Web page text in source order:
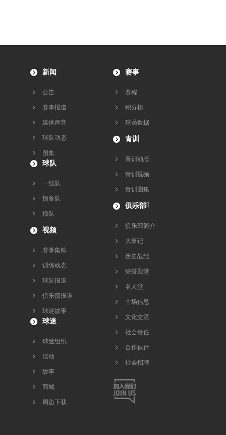
新闻
公告
赛事报道
媒体声音
球队动态
图集
赛事
赛程
积分榜
球员数据
视频
赛事集锦
训练动态
球队报道
俱乐部报道
球迷故事
俱乐部
俱乐部简介
大事记
历史战绩
荣誉殿堂
名人堂
主场信息
文化交流
社会责任
合作伙伴
社会招聘
球迷
球迷组织
活动
故事
商城
周边下载
球队
一线队
预备队
梯队
青训
青训动态
青训视频
青训图集
青训介绍